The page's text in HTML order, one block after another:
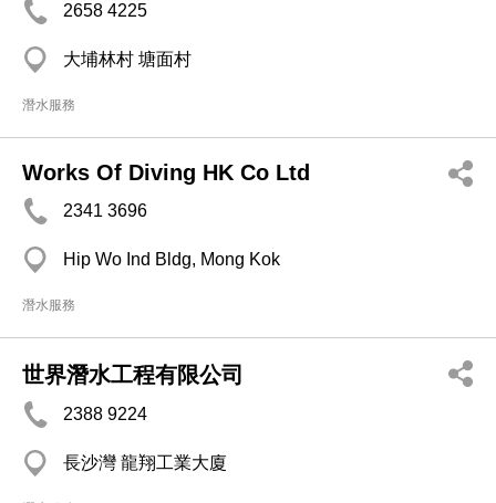
2658 4225
大埔林村 塘面村
潛水服務
Works Of Diving HK Co Ltd
2341 3696
Hip Wo Ind Bldg, Mong Kok
潛水服務
世界潛水工程有限公司
2388 9224
長沙灣 龍翔工業大廈